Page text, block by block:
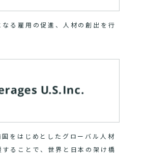
なる雇用の促進、人材の創出を行
をはじめとしたグローバル人材
ることで、世界と日本の架け橋